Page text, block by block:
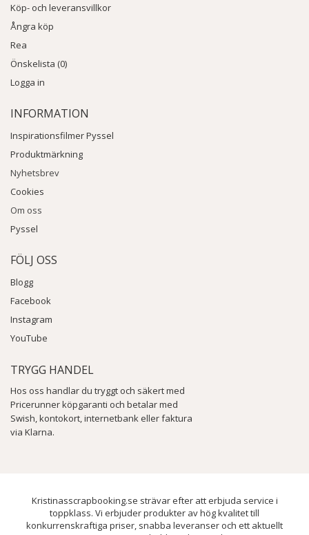
Köp- och leveransvillkor
Ångra köp
Rea
Önskelista (0)
Logga in
INFORMATION
Inspirationsfilmer Pyssel
Produktmärkning
Nyhetsbrev
Cookies
Om oss
Pyssel
FÖLJ OSS
Blogg
Facebook
Instagram
YouTube
TRYGG HANDEL
Hos oss handlar du tryggt och säkert med
Pricerunner köpgaranti och betalar med
Swish, kontokort, internetbank eller faktura
via Klarna.
Kristinasscrapbooking.se strävar efter att erbjuda service i
toppklass. Vi erbjuder produkter av hög kvalitet till
konkurrenskraftiga priser, snabba leveranser och ett aktuellt